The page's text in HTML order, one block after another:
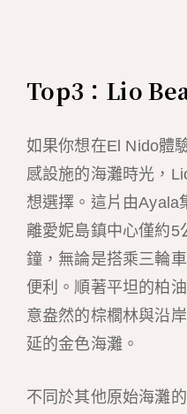
Top3：Lio
如果你想在El Nido體
感設施的海灘時光，
想選擇。這片由Ayala
離愛妮島鎮中心僅約5
鐘，無論是搭乘三輪
便利。順著平坦的柏
意盎然的棕櫚林與沿
延的金色海灘。
不同於其他原始海灘